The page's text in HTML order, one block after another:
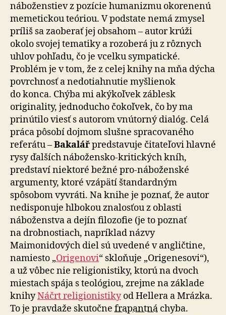
náboženstiev z pozície humanizmu okorenenú
memetickou teóriou. V podstate nemá zmysel
príliš sa zaoberať jej obsahom – autor krúži
okolo svojej tematiky a ro­zo­be­rá ju z rôznych
uhlov pohľadu, čo je vcelku sympatické.
Problém je v tom, že z celej knihy na mňa dýcha
povrchnosť a ne­do­tiahnu­tie myšlienok
do konca. Chýba mi aký­koľvek záblesk
originality, jedno­ducho čokoľvek, čo by ma
prinútilo viesť s autorom vnútorný dialóg. Celá
práca pôsobí dojmom slušne spracovaného
referátu –Bakalářpredstavuje čitateľovi hlavné
rysy ďalších nábožensko-kritických kníh,
predstaví niektoré bežné pro-náboženské
argumenty, ktoré vzápätí štandardným
spôsobom vyvráti. Na knihe je poznať, že autor
nedisponuje hlbokou znalosťou z oblasti
náboženstva a dejín filozofie (je to poznať
na drobnostiach, napríklad názvy
Maimonidových diel sú uvedené v anglič­tine,
namiesto „Origenovi“ skloňuje „Origenesovi“),
a už vôbec nie re­li­gio­nis­ti­ky, ktorú na dvoch
miestach spája s teo­ló­giou, zrejme na základe
knihyNáčrt re­li­gio­nis­ti­kyod Hellera a Mrázka.
To je pravdaže skutočne frapantná chyba.